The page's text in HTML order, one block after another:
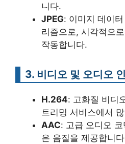
니다.
JPEG: 이미지 데이
리즘으로, 시각적으
작동합니다.
3. 비디오 및 오디오
H.264: 고화질 비디
트리밍 서비스에서
AAC: 고급 오디오
은 음질을 제공합니